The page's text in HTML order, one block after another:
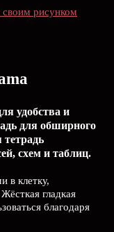
своим рисунком
удобства и
для обширного
тетрадь
схем и таблиц.
в клетку,
гладкая
благодаря